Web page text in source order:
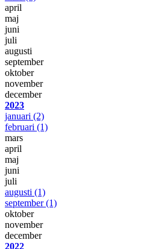
april
maj
juni
juli
augusti
september
oktober
november
december
2023
januari (2)
februari (1)
mars
april
maj
juni
juli
augusti (1)
september(1)
oktober
november
december
2022